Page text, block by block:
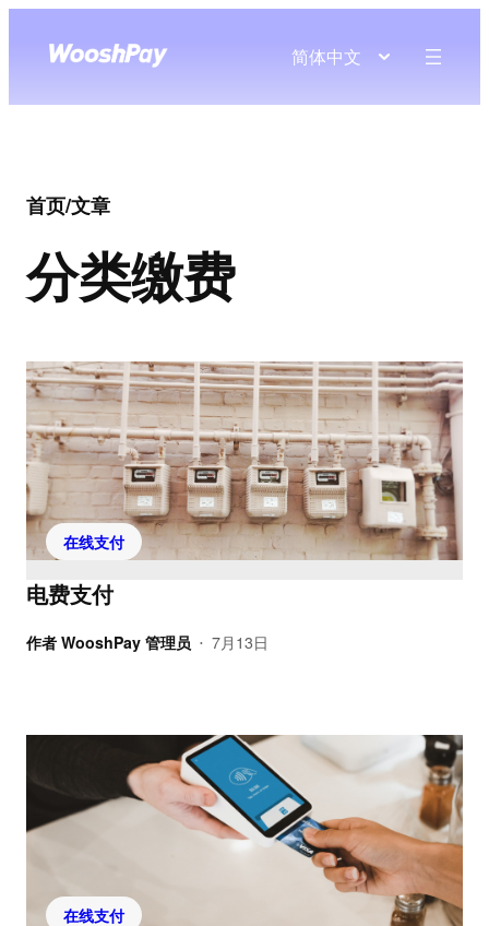
简体中文
首页/文章
分类缴费
在线支付
电费支付
作者 WooshPay 管理员 • 7月13日
在线支付